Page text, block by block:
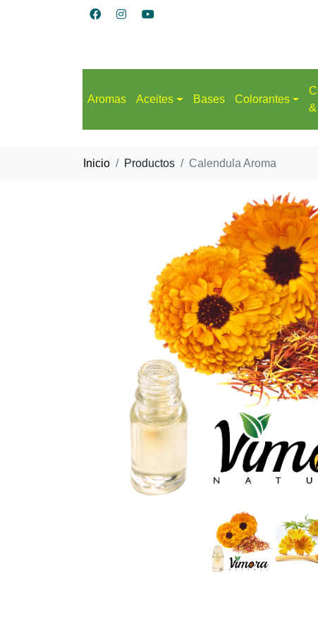
Aromas Aceites Bases Colorantes
Inicio Productos Calendula Aroma